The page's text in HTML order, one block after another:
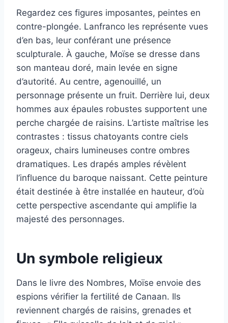
Regardez ces figures imposantes, peintes en
contre-plongée. Lanfranco les représente vues
d’en bas, leur conférant une présence
sculpturale. À gauche, Moïse se dresse dans
son manteau doré, main levée en signe
d’autorité. Au centre, agenouillé, un
personnage présente un fruit. Derrière lui, deux
hommes aux épaules robustes supportent une
perche chargée de raisins. L’artiste maîtrise les
contrastes : tissus chatoyants contre ciels
orageux, chairs lumineuses contre ombres
dramatiques. Les drapés amples révèlent
l’influence du baroque naissant. Cette peinture
était destinée à être installée en hauteur, d’où
cette perspective ascendante qui amplifie la
majesté des personnages.
Un symbole religieux
Dans le livre des Nombres, Moïse envoie des
espions vérifier la fertilité de Canaan. Ils
reviennent chargés de raisins, grenades et